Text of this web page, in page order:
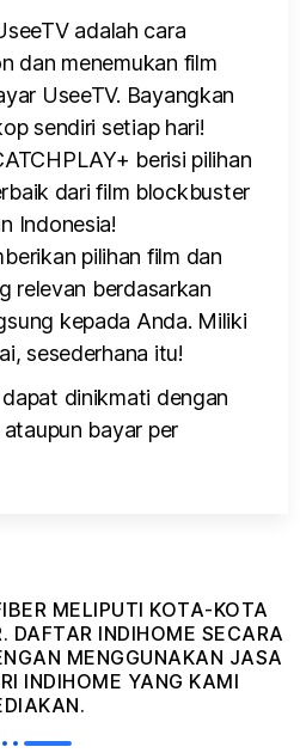
adalah cara
dan menemukan film
UseeTV. Bayangkan
sendiri setiap hari!
berisi pilihan
dari film blockbuster
Indonesia!
pilihan film dan
relevan berdasarkan
kepada Anda. Miliki
sesederhana itu!
dinikmati dengan
bayar per
MELIPUTI KOTA-KOTA
DAFTAR INDIHOME SECARA
MENGGUNAKAN JASA
INDIHOME YANG KAMI